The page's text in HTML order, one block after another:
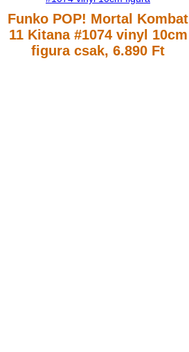
Funko POP! Mortal Kombat
11 Kitana #1074 vinyl 10cm
figuracsak, 6.890 Ft